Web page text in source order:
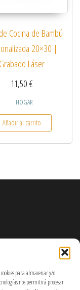
para almacenar y/o
nos permitirá procesar
Cocina de Bambú
20×30 |
Grabado Láser
11,50€
HOGAR
Añadir al carrito